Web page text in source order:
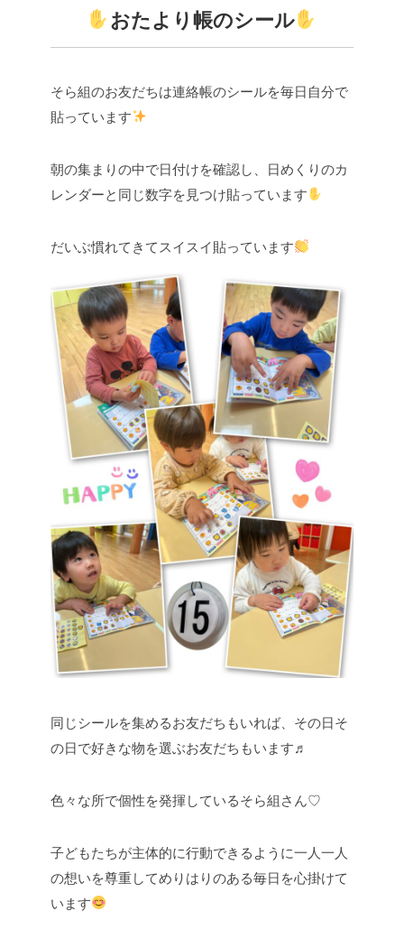
おたより帳のシール
そら組のお友だちは連絡帳のシールを毎日自分で
貼っています
朝の集まりの中で日付けを確認し、日めくりのカ
レンダーと同じ数字を見つけ貼っています
だいぶ慣れてきてスイスイ貼っています
同じシールを集めるお友だちもいれば、その日そ
の日で好きな物を選ぶお友だちもいます♬
色々な所で個性を発揮しているそら組さん♡
子どもたちが主体的に行動できるように一人一人
の想いを尊重してめりはりのある毎日を心掛けて
います